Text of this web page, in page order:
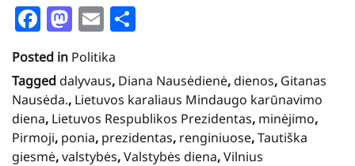
Facebook
Mastodon
Email
Posted in Politika
Taggeddalyvaus, Diana Nausėdienė,dienos, Gitanas
Nausėda., Lietuvos karaliaus Mindaugo karūnavimo
diena, Lietuvos Respublikos Prezidentas, minėjimo,
Pirmoji, ponia, prezidentas, renginiuose,Tautiška
giesmė,valstybės,Valstybės diena,Vilnius